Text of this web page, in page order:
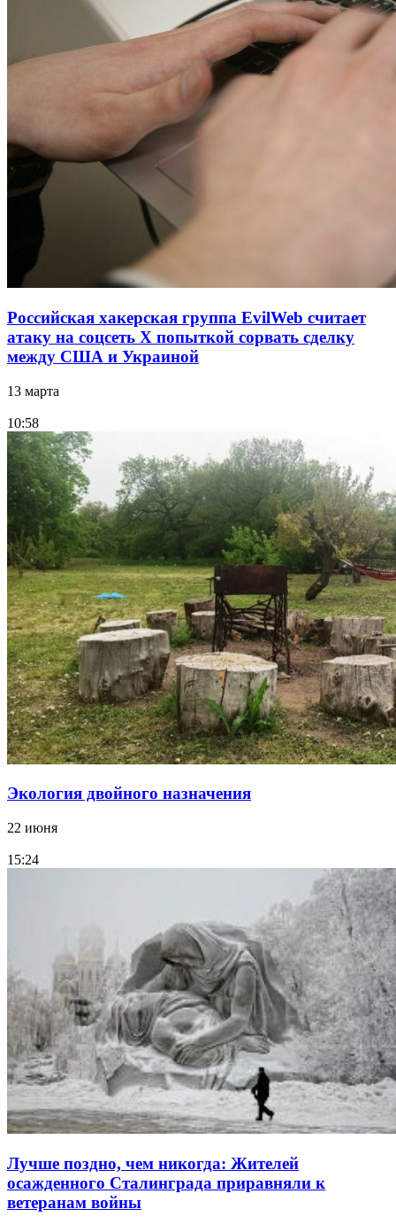
Российская хакерская группа EvilWeb считает
атаку на соцсеть Х попыткой сорвать сделку
между США и Украиной
13 марта
10:58
Экология двойного назначения
22 июня
15:24
Лучше поздно, чем никогда: Жителей
осажденного Сталинграда приравняли к
ветеранам войны